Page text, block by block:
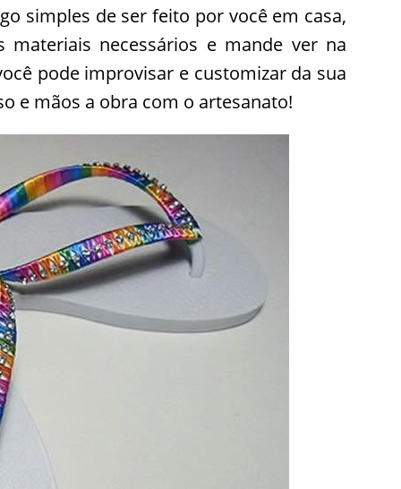
simples de ser feito por você em casa,
materiais necessários e mande ver na
pode improvisar e customizar da sua
e mãos a obra com o artesanato!